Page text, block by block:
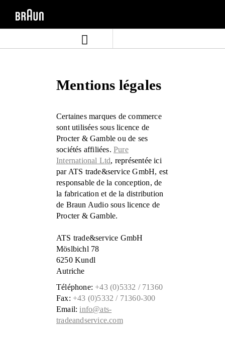
directement
Mentions légales
Certaines marques de commerce
sont utilisées sous licence de
Procter & Gamble ou de ses
sociétés affiliées. Pure
International Ltd, représentée ici
par ATS trade&service GmbH, est
responsable de la conception, de
la fabrication et de la distribution
de Braun Audio sous licence de
Procter & Gamble.
ATS trade&service GmbH
Möslbichl 78
6250 Kundl
Autriche
Téléphone: +43 (0)5332 / 71360
Fax: +43 (0)5332 / 71360-300
Email: info@ats-
tradeandservice.com